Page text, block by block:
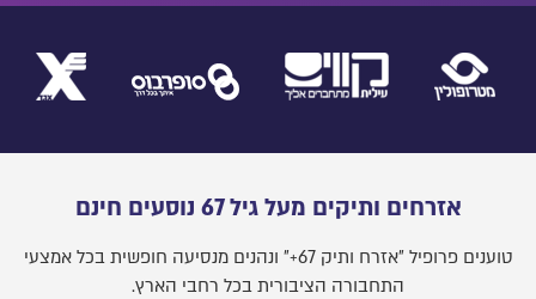
אזרחים ותיקים מעל גיל 67 נוסעים חינם
טוענים פרופיל "אזרח ותיק 67+" ונהנים מנסיעה חופשית בכל אמצעי
התחבורה הציבורית בכל רחבי הארץ.